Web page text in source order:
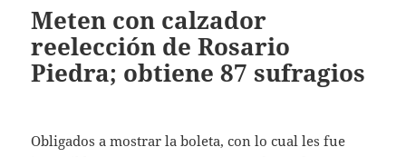
Meten con calzador
reelección de Rosario
Piedra; obtiene 87 sufragios
Obligados a mostrar la boleta, con lo cual les fue